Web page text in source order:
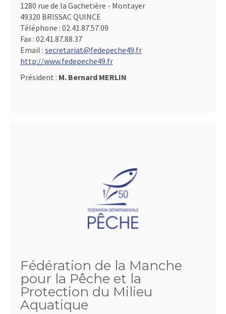
1280 rue de la Gachetière - Montayer
49320 BRISSAC QUINCE
Téléphone : 02.41.87.57.09
Fax : 02.41.87.88.37
Email : secretariat@fedepeche49.fr
http://www.fedepeche49.fr
Président : M. Bernard MERLIN
Fédération de la Manche
pour la Pêche et la
Protection du Milieu
Aquatique